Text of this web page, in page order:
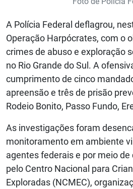
A Polícia Federal deflagrou,
Operação Harpócrates, com o
crimes de abuso e exploração
no Rio Grande do Sul. A
cumprimento de cinco
apreensão e três de prisão
Rodeio Bonito, Passo Fundo,
As investigações foram
monitoramento em ambiente
agentes federais e por meio
pelo Centro Nacional para
Exploradas (NCMEC),